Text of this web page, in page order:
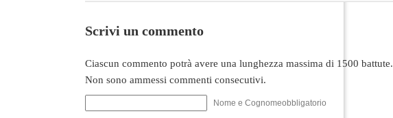
Scrivi un commento
Ciascun commento potrà avere una lunghezza massima di 1500 battute.
Non sono ammessi commenti consecutivi.
Nome e Cognomeobbligatorio